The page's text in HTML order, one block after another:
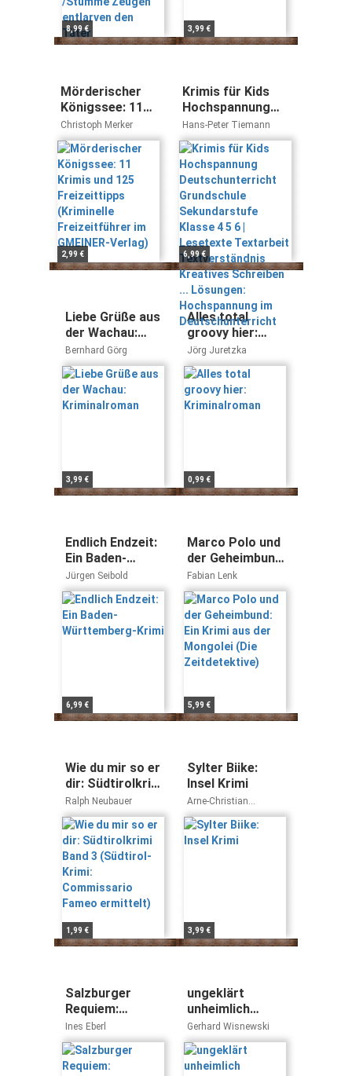
8,99 € 3,99 €
Mörderischer
Königssee: 11
Krimis und 125
Freizeittipps
(Kriminelle
Freizeitführer
im GMEINER-
Verlag)
Christoph Merker
2,99 €
Krimis für Kids
Hochspannung
Deutschunterricht
Grundschule
Sekundarstufe
Klasse 4 5 6 |
Lesetexte
Textarbeit
Textverständnis
Kreatives
Schreiben ...
Lösungen:
Hochspannung im
Deutschunterricht
Hans-Peter Tiemann
6,99 €
Liebe Grüße aus
der Wachau:
Kriminalroman
Bernhard Görg
3,99 €
Alles total
groovy hier:
Kriminalroman
Jörg Juretzka
0,99 €
Endlich Endzeit:
Ein Baden-
Württemberg-
Krimi
Jürgen Seibold
6,99 €
Marco Polo und
der Geheimbund:
Ein Krimi aus der
Mongolei (Die
Zeitdetektive)
Fabian Lenk
5,99 €
Wie du mir so er
dir: Südtirolkrimi
Band 3 (Südtirol-
Krimi:
Commissario
Fameo
ermittelt)
Ralph Neubauer
1,99 €
Sylter Biike:
Insel Krimi
Arne-Christian
Bornemann
3,99 €
Salzburger
Requiem:
Kriminalroman
(Hans Bosch)
Ines Eberl
ungeklärt
unheimlich
unfassbar: Die
spektakulärsten
Kriminalfälle
2013
Gerhard Wisnewski